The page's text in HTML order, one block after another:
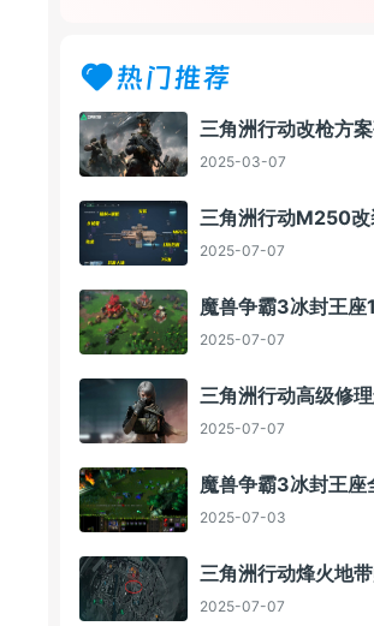
热门推荐
三角洲行动改枪方
2025-03-07
三角洲行动M250改
2025-07-07
魔兽争霸3冰封王
2025-07-07
三角洲行动高级修理
2025-07-07
魔兽争霸3冰封王座
2025-07-03
三角洲行动烽火地带
2025-07-07